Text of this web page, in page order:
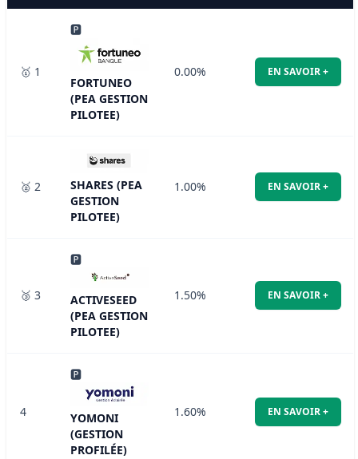
🥇 1
🅿
FORTUNEO
(PEA GESTION
PILOTEE)
0.00% EN SAVOIR +
🥈 2
SHARES (PEA
GESTION
PILOTEE)
1.00% EN SAVOIR +
🥉 3
🅿
ACTIVESEED
(PEA GESTION
PILOTEE)
1.50% EN SAVOIR +
4
🅿
YOMONI
(GESTION
PROFILÉE)
1.60% EN SAVOIR +